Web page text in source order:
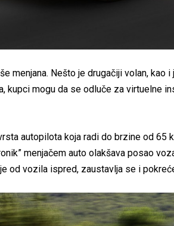
menjana. Nešto je drugačiji volan, kao
kupci mogu da se odluče za virtuelne
autopilota koja radi do brzine od 65
menjačem auto olakšava posao
od vozila ispred, zaustavlja se i